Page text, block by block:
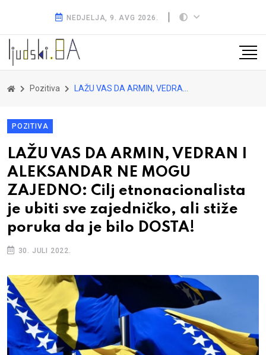
NEDJELJA, 9. AVG 2026.
Pozitiva LAŽU VAS DA ARMIN, VEDRAN I ALEKSANDAR NE MOGU ZAJEDNO: Cilj etnonacionalista je ubiti sve zajedničko, ali stiže poruka da je bilo DOSTA!
POZITIVA
LAŽU VAS DA ARMIN, VEDRAN I
ALEKSANDAR NE MOGU
ZAJEDNO: Cilj etnonacionalista
je ubiti sve zajedničko, ali stiže
poruka da je bilo DOSTA!
30. JULI 2022.